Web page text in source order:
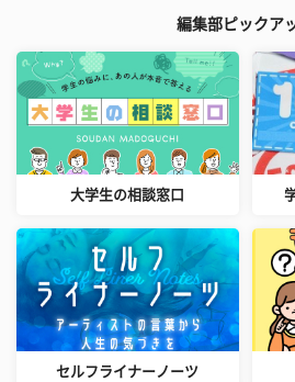
編集部ピックア
大学生の相談窓口
セルフライナーノーツ